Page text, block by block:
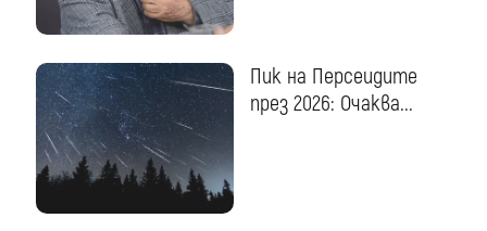
Пик на Персеидите
през 2026: Очаква...